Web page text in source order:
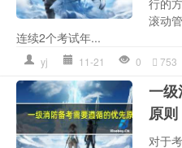
行的
滚动
连续2个考试年...
yj 11-21 0 753
一
原则
对于